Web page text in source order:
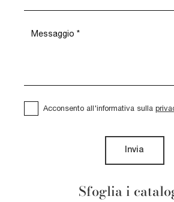
Sfoglia i
Acconsento all'informativa sulla
Invia